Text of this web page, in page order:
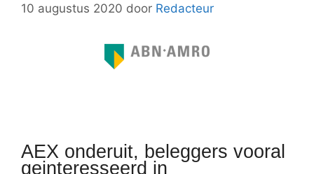
10 augustus 2020 door Redacteur
AEX onderuit, beleggers vooral
geinteresseerd in